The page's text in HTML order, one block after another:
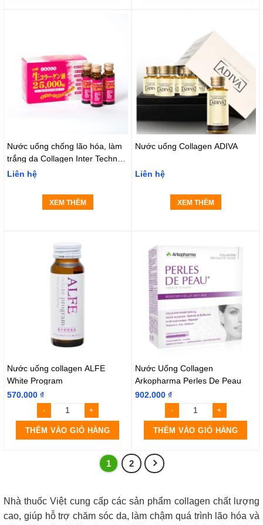
Nước uống chống lão hóa, làm
trắng da Collagen Inter Techno
25000mg
Liên hệ
XEM THÊM
Nước uống Collagen ADIVA
Liên hệ
XEM THÊM
Nước uống collagen ALFE
White Program
570.000 ₫
THÊM VÀO GIỎ HÀNG
Nước Uống Collagen
Arkopharma Perles De Peau
902.000 ₫
THÊM VÀO GIỎ HÀNG
1 2
Nhà thuốc Việt cung cấp các sản phẩm collagen chất lượng
cao, giúp hỗ trợ chăm sóc da, làm chậm quá trình lão hóa và